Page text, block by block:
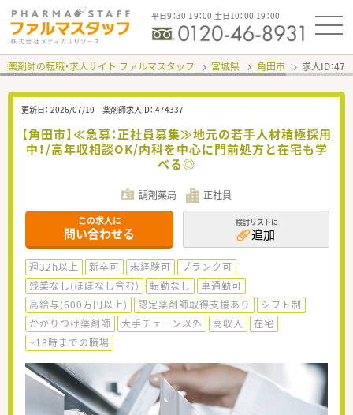
平日9：30-19：00 土日10：00-19：00
薬剤師の転職・求人サイト ファルマスタッフ 宮城県 角田市 求人ID：
更新日： 2026/07/10 薬剤師求人ID： 474337
【角田市】≪急募：正社員募集≫地元の若手人材積極採用
中！/高年収相談OK/内科を中心に門前処方と在宅も学
べる◎
調剤薬局 正社員
この求人に
問い合わせる
検討リストに
追加
週32h以上 新卒可 未経験可
ブランク可
残業なし(ほぼなし含む)
転勤なし
車通勤可
高給与(600万円以上)
認定薬剤師取得支援あり
シフト制
かかりつけ薬剤師
大手チェーン以外 高収入
在宅
~18時までの職場